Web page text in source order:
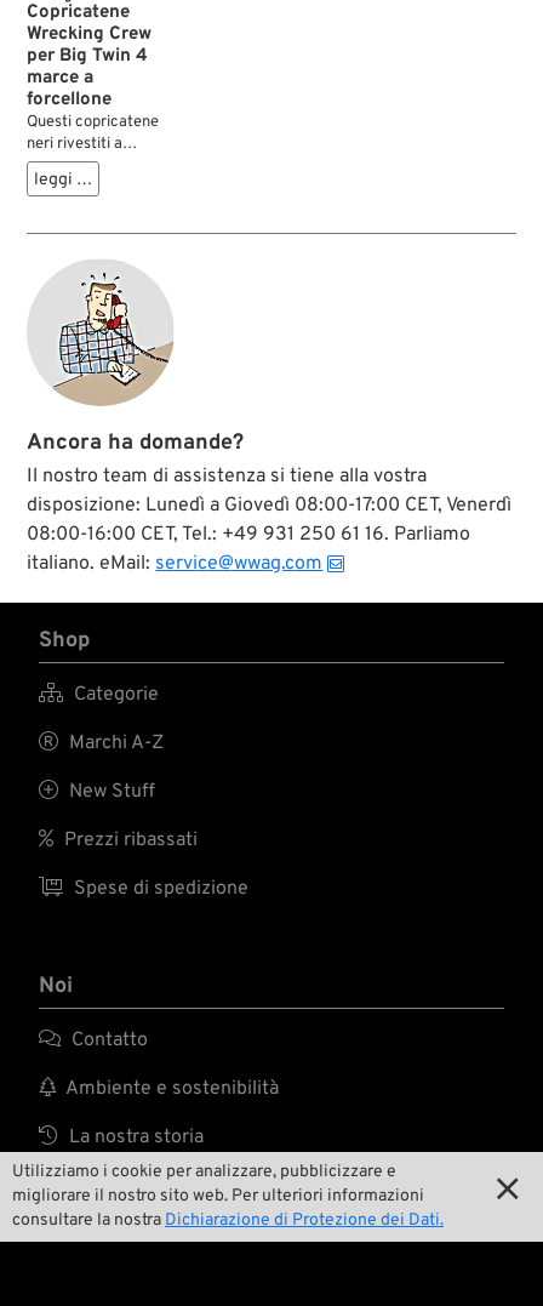
Utilizziamo i cookie per analizzare, pubblicizzare e
migliorare il nostro sito web. Per ulteriori informazioni
consultare la nostra Dichiarazione di Protezione dei Dati.

Copricatene
Wrecking Crew
per Big Twin 4
marce a
forcellone
Questi copricatene
neri rivestiti a
polvere sono forati
per dare un look più
Sostituiscono i
originali.
leggi …
Ancora ha domande?
Il nostro team di assistenza si tiene alla vostra
disposizione: Lunedì a Giovedì 08:00-17:00 CET, Venerdì
08:00-16:00 CET, Tel.: +49 931 250 61 16. Parliamo
italiano. eMail:service@wwag.com
Shop
 Categorie
 Marchi A-Z
 New Stuff
 Prezzi ribassati
 Spese di spedizione
Noi
 Contatto
 Ambiente e sostenibilità
 La nostra storia
Wrecking Crew